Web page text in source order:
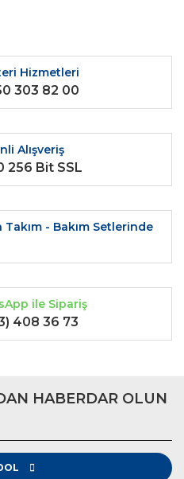
olmalı.
Hizmetleri
303 82 00
Alışveriş
256 Bit SSL
- Bakım Setlerinde
ile Sipariş
408 36 73
HABERDAR OLUN